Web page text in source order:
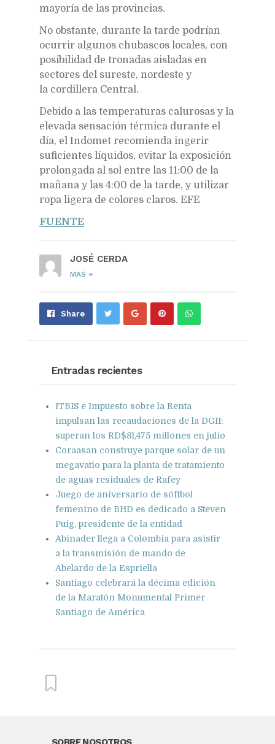
mayoría de las provincias.
No obstante, durante la tarde podrían
ocurrir algunos chubascos locales, con
posibilidad de tronadas aisladas en
sectores del sureste, nordeste y
la cordillera Central.
Debido a las temperaturas calurosas y la
elevada sensación térmica durante el
día, el Indomet recomienda ingerir
suficientes líquidos, evitar la exposición
prolongada al sol entre las 11:00 de la
mañana y las 4:00 de la tarde, y utilizar
ropa ligera de colores claros. EFE
FUENTE
JOSÉ CERDA
MAS »
Share Share Pin Send
Entradas recientes
ITBIS e Impuesto sobre la Renta
impulsan las recaudaciones de la DGII;
superan los RD$81,475 millones en julio
Coraasan construye parque solar de un
megavatio para la planta de tratamiento
de aguas residuales de Rafey
Juego de aniversario de sóftbol
femenino de BHD es dedicado a Steven
Puig, presidente de la entidad
Abinader llega a Colombia para asistir
a la transmisión de mando de
Abelardo de la Espriella
Santiago celebrará la décima edición
de la Maratón Monumental Primer
Santiago de América
From this category »